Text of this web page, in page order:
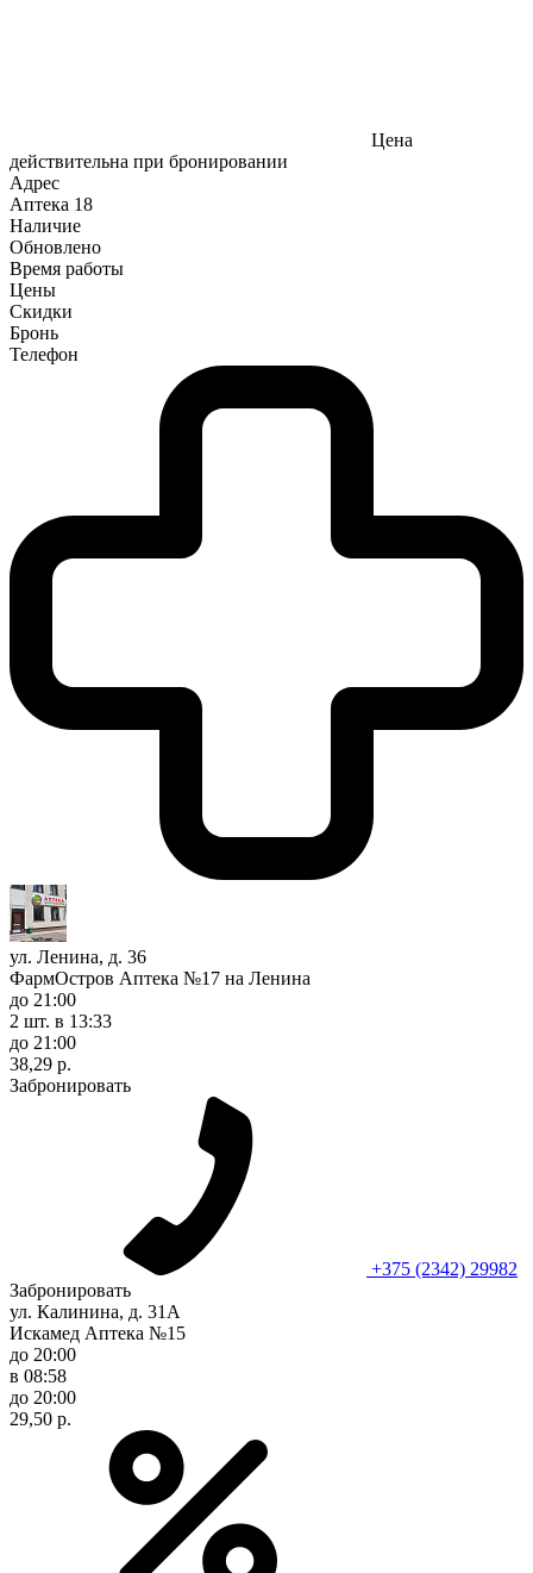
Цена
действительна при бронировании
Адрес
Аптека 18
Наличие
Обновлено
Время работы
Цены
Скидки
Бронь
Телефон
ул. Ленина, д. 36
ФармОстров Аптека №17 на Ленина
до 21:00
2 шт. в 13:33
до 21:00
38,29 р.
Забронировать
+375 (2342) 29982
Забронировать
ул. Калинина, д. 31А
Искамед Аптека №15
до 20:00
в 08:58
до 20:00
29,50 р.